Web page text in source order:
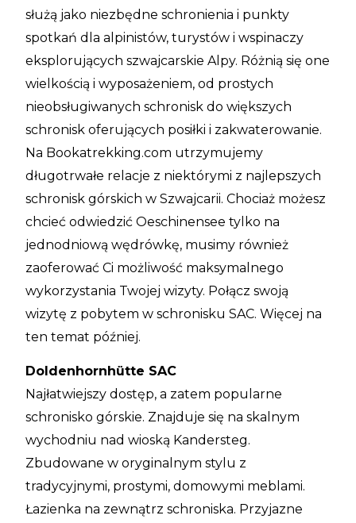
służą jako niezbędne schronienia i punkty
spotkań dla alpinistów, turystów i wspinaczy
eksplorujących szwajcarskie Alpy. Różnią się one
wielkością i wyposażeniem, od prostych
nieobsługiwanych schronisk do większych
schronisk oferujących posiłki i zakwaterowanie.
Na Bookatrekking.com utrzymujemy
długotrwałe relacje z niektórymi z najlepszych
schronisk górskich w Szwajcarii. Chociaż możesz
chcieć odwiedzić Oeschinensee tylko na
jednodniową wędrówkę, musimy również
zaoferować Ci możliwość maksymalnego
wykorzystania Twojej wizyty. Połącz swoją
wizytę z pobytem w schronisku SAC. Więcej na
ten temat później.
Doldenhornhütte SAC
Najłatwiejszy dostęp, a zatem popularne
schronisko górskie. Znajduje się na skalnym
wychodniu nad wioską Kandersteg.
Zbudowane w oryginalnym stylu z
tradycyjnymi, prostymi, domowymi meblami.
Łazienka na zewnątrz schroniska. Przyjazne